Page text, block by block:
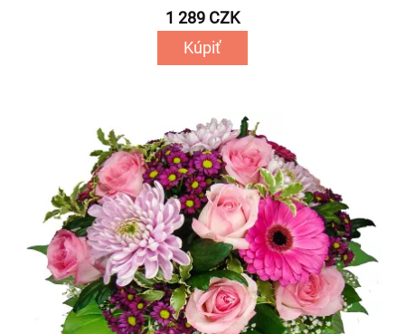
1 289 CZK
Kúpiť